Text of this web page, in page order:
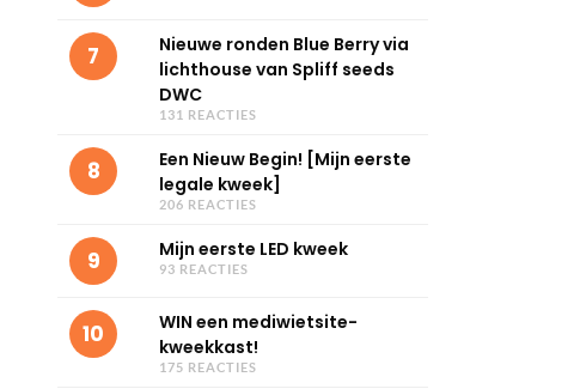
7
Nieuwe ronden Blue Berry via
lichthouse van Spliff seeds
DWC
131 REACTIES
8
Een Nieuw Begin! [Mijn eerste
legale kweek]
206 REACTIES
9 Mijn eerste LED kweek
93 REACTIES
10
WIN een mediwietsite-
kweekkast!
175 REACTIES